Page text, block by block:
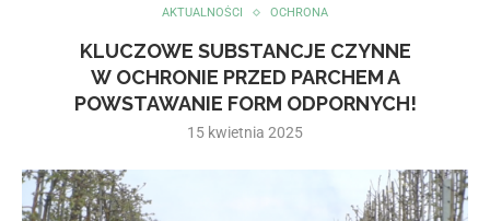
AKTUALNOŚCI OCHRONA
KLUCZOWE SUBSTANCJE CZYNNE
W OCHRONIE PRZED PARCHEM A
POWSTAWANIE FORM ODPORNYCH!
15 kwietnia 2025